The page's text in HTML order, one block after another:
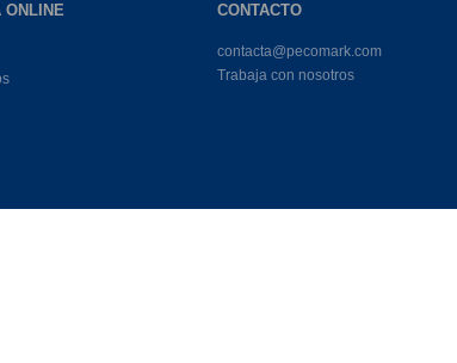
ONLINE CONTACTO
contacta@pecomark.com
Trabaja con nosotros